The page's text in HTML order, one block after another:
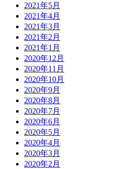
2021年5月
2021年4月
2021年3月
2021年2月
2021年1月
2020年12月
2020年11月
2020年10月
2020年9月
2020年8月
2020年7月
2020年6月
2020年5月
2020年4月
2020年3月
2020年2月